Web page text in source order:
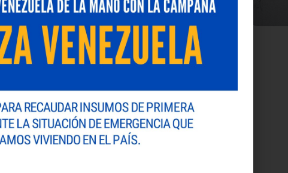
pensada para entretener y educar a los
12 años cumplidos:
donde los niños se congregaron para
de la película animada “Tipos Malos”. Para
de Industrias Maros, C.A. en
Noah”, aprendieron sobre los procesos de
y la ciencia detrás de los alimentos.
en el Centro Comercial Las Trinitarias. Por la
donde tuvieron la oportunidad de
la importancia del cuidado del medio